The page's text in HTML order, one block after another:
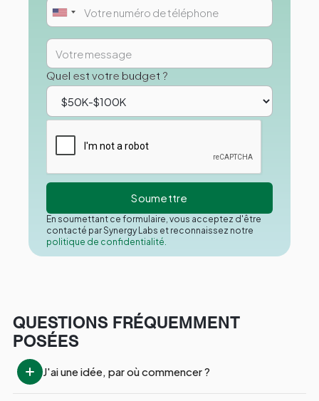
Quel est votre budget ?
En soumettant ce formulaire, vous acceptez d'être
contacté par Synergy Labs et reconnaissez notre
politique de confidentialité.
QUESTIONS FRÉQUEMMENT
POSÉES
J'ai une idée, par où commencer ?